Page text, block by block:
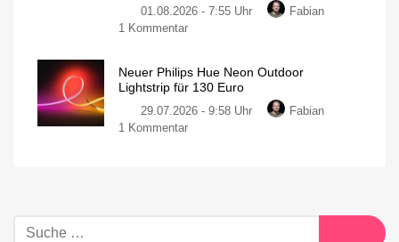
01.08.2026 - 7:55 Uhr
Fabian
1 Kommentar
Neuer Philips Hue Neon Outdoor
Lightstrip für 130 Euro
29.07.2026 - 9:58 Uhr
Fabian
1 Kommentar